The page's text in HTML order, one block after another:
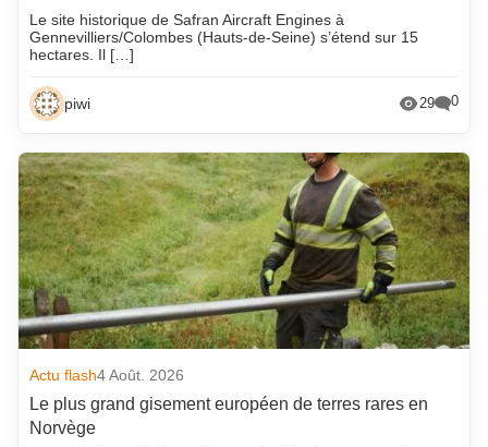
Le site historique de Safran Aircraft Engines à
Gennevilliers/Colombes (Hauts-de-Seine) s’étend sur 15
hectares. Il […]
piwi 29 0
Actu flash4 Août. 2026
Le plus grand gisement européen de terres rares en
Norvège